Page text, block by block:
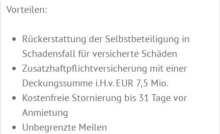
Vorteilen:
Rückerstattung der Selbstbeteiligung in
Schadensfall für versicherte Schäden
Zusatzhaftpflichtversicherung mit einer
Deckungssumme i.H.v. EUR 7,5 Mio.
Kostenfreie Stornierung bis 31 Tage vor
Anmietung
Unbegrenzte Meilen